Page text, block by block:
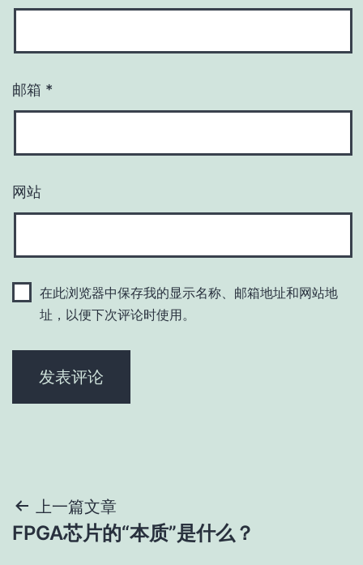
邮箱 *
网站
在此浏览器中保存我的显示名称、邮箱地址和网站地
址，以便下次评论时使用。
文
章
上一篇文章
FPGA芯片的“本质”是什么？